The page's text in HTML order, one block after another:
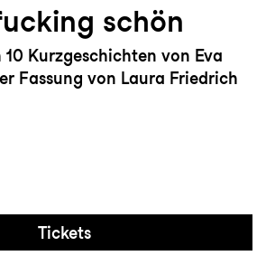
schön
Kurzgeschichten von Eva
Fassung von Laura Friedrich
Tickets